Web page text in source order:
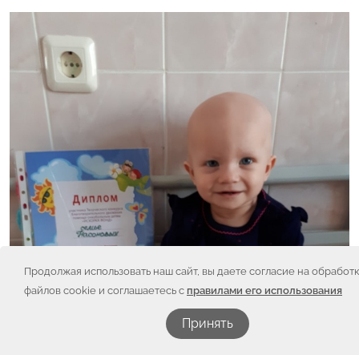
Продолжая использовать наш сайт, вы даете согласие на
файлов cookie и соглашаетесь с правилами его использования
Принять